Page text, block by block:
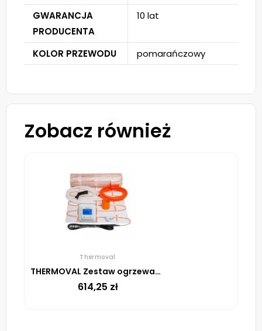
GWARANCJA
PRODUCENTA
10 lat
KOLOR PRZEWODU pomarańczowy
Zobacz również
Thermoval
THERMOVAL Zestaw ogrzewania podłogowego – mata TV TO 2,5m² 170W/m² regulator TVT 04 ED biały
614,25 zł